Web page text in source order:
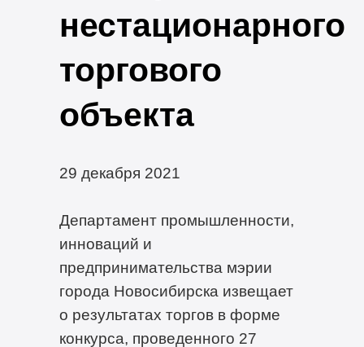
нестационарного
торгового
объекта
29 декабря 2021
Департамент промышленности,
инноваций и
предпринимательства мэрии
города Новосибирска извещает
о результатах торгов в форме
конкурса, проведенного 27